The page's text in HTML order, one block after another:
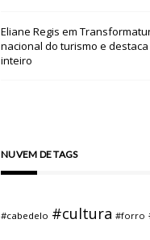
Eliane Regis em
nacional do turismo e
inteiro
NUVEM DE TAGS
#cabedelo #cultura #forro